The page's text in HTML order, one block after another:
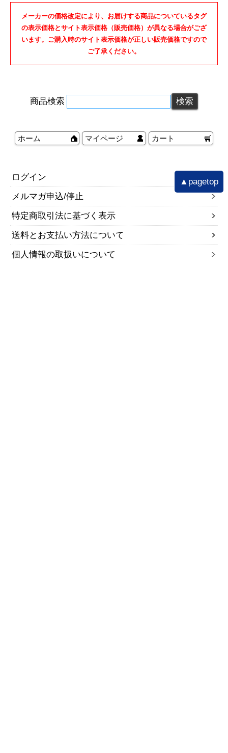
メーカーの価格改定により、お届けする商品についているタグ
の表示価格とサイト表示価格（販売価格）が異なる場合がござ
います。ご購入時のサイト表示価格が正しい販売価格ですので
ご了承ください。
商品検索
ホーム マイページ カート
ログイン
メルマガ申込/停止
特定商取引法に基づく表示
送料とお支払い方法について
個人情報の取扱いについて
▲pagetop